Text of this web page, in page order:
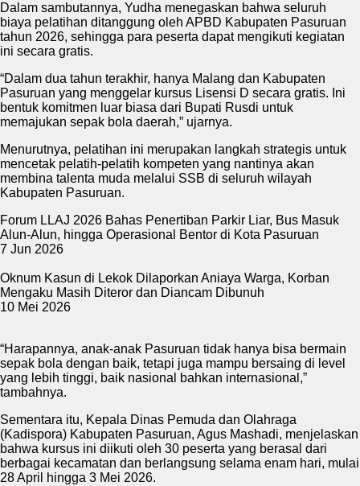
Dalam sambutannya, Yudha menegaskan bahwa seluruh
biaya pelatihan ditanggung oleh APBD Kabupaten Pasuruan
tahun 2026, sehingga para peserta dapat mengikuti kegiatan
ini secara gratis.
“Dalam dua tahun terakhir, hanya Malang dan Kabupaten
Pasuruan yang menggelar kursus Lisensi D secara gratis. Ini
bentuk komitmen luar biasa dari Bupati Rusdi untuk
memajukan sepak bola daerah,” ujarnya.
Menurutnya, pelatihan ini merupakan langkah strategis untuk
mencetak pelatih-pelatih kompeten yang nantinya akan
membina talenta muda melalui SSB di seluruh wilayah
Kabupaten Pasuruan.
Forum LLAJ 2026 Bahas Penertiban Parkir Liar, Bus Masuk
Alun-Alun, hingga Operasional Bentor di Kota Pasuruan
7 Jun 2026
Oknum Kasun di Lekok Dilaporkan Aniaya Warga, Korban
Mengaku Masih Diteror dan Diancam Dibunuh
10 Mei 2026
“Harapannya, anak-anak Pasuruan tidak hanya bisa bermain
sepak bola dengan baik, tetapi juga mampu bersaing di level
yang lebih tinggi, baik nasional bahkan internasional,”
tambahnya.
Sementara itu, Kepala Dinas Pemuda dan Olahraga
(Kadispora) Kabupaten Pasuruan, Agus Mashadi, menjelaskan
bahwa kursus ini diikuti oleh 30 peserta yang berasal dari
berbagai kecamatan dan berlangsung selama enam hari, mulai
28 April hingga 3 Mei 2026.